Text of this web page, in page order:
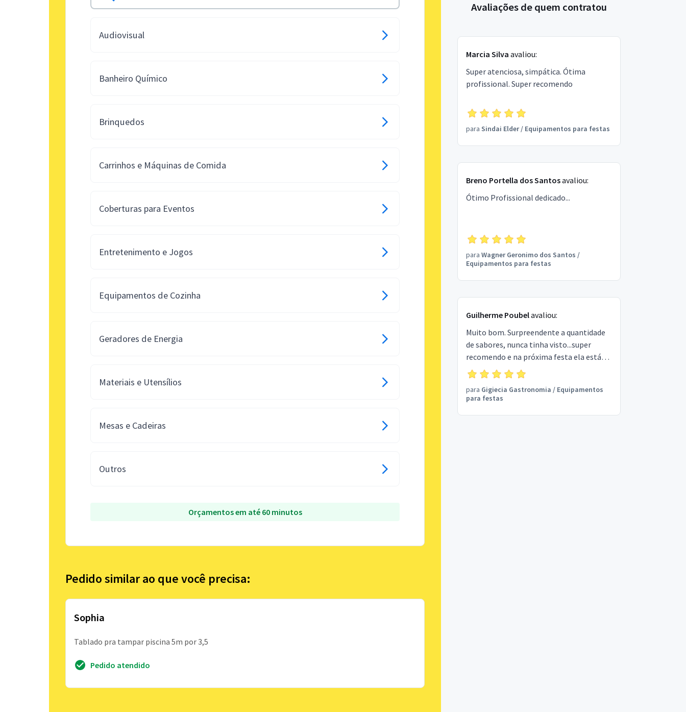
Audiovisual
Banheiro Químico
Brinquedos
Carrinhos e Máquinas de Comida
Coberturas para Eventos
Entretenimento e Jogos
Equipamentos de Cozinha
Geradores de Energia
Materiais e Utensílios
Mesas e Cadeiras
Outros
Orçamentos em até 60 minutos
Pedido similar ao que você precisa:
Sophia
Tablado pra tampar piscina 5m por 3,5
Pedido atendido
Avaliações de quem contratou
Marcia Silva avaliou:
Super atenciosa, simpática. Ótima
profissional. Super recomendo
para Sindai Elder/ Equipamentos para festas
Breno Portella dos Santosavaliou:
Ótimo Profissional dedicado...
para Wagner Geronimo dos Santos /
Equipamentos para festas
Guilherme Poubelavaliou:
Muito bom. Surpreendente a quantidade
de sabores, nunca tinha visto...super
recomendo e na próxima festa ela está
contratada com certeza...
para Gigiecia Gastronomia / Equipamentos
para festas